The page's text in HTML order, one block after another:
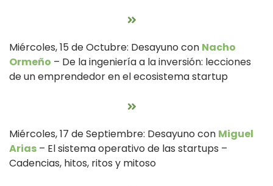
Miércoles, 15 de Octubre: Desayuno con Nacho
Ormeño – De la ingeniería a la inversión: lecciones
de un emprendedor en el ecosistema startup
Miércoles, 17 de Septiembre: Desayuno con Miguel
Arias – El sistema operativo de las startups –
Cadencias, hitos, ritos y mitoso